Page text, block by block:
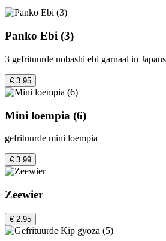
Panko Ebi (3)
3 gefrituurde nobashi ebi garnaal in
€ 3.95
Mini loempia (6)
gefrituurde mini loempia
€ 3.99
Zeewier
€ 2.95